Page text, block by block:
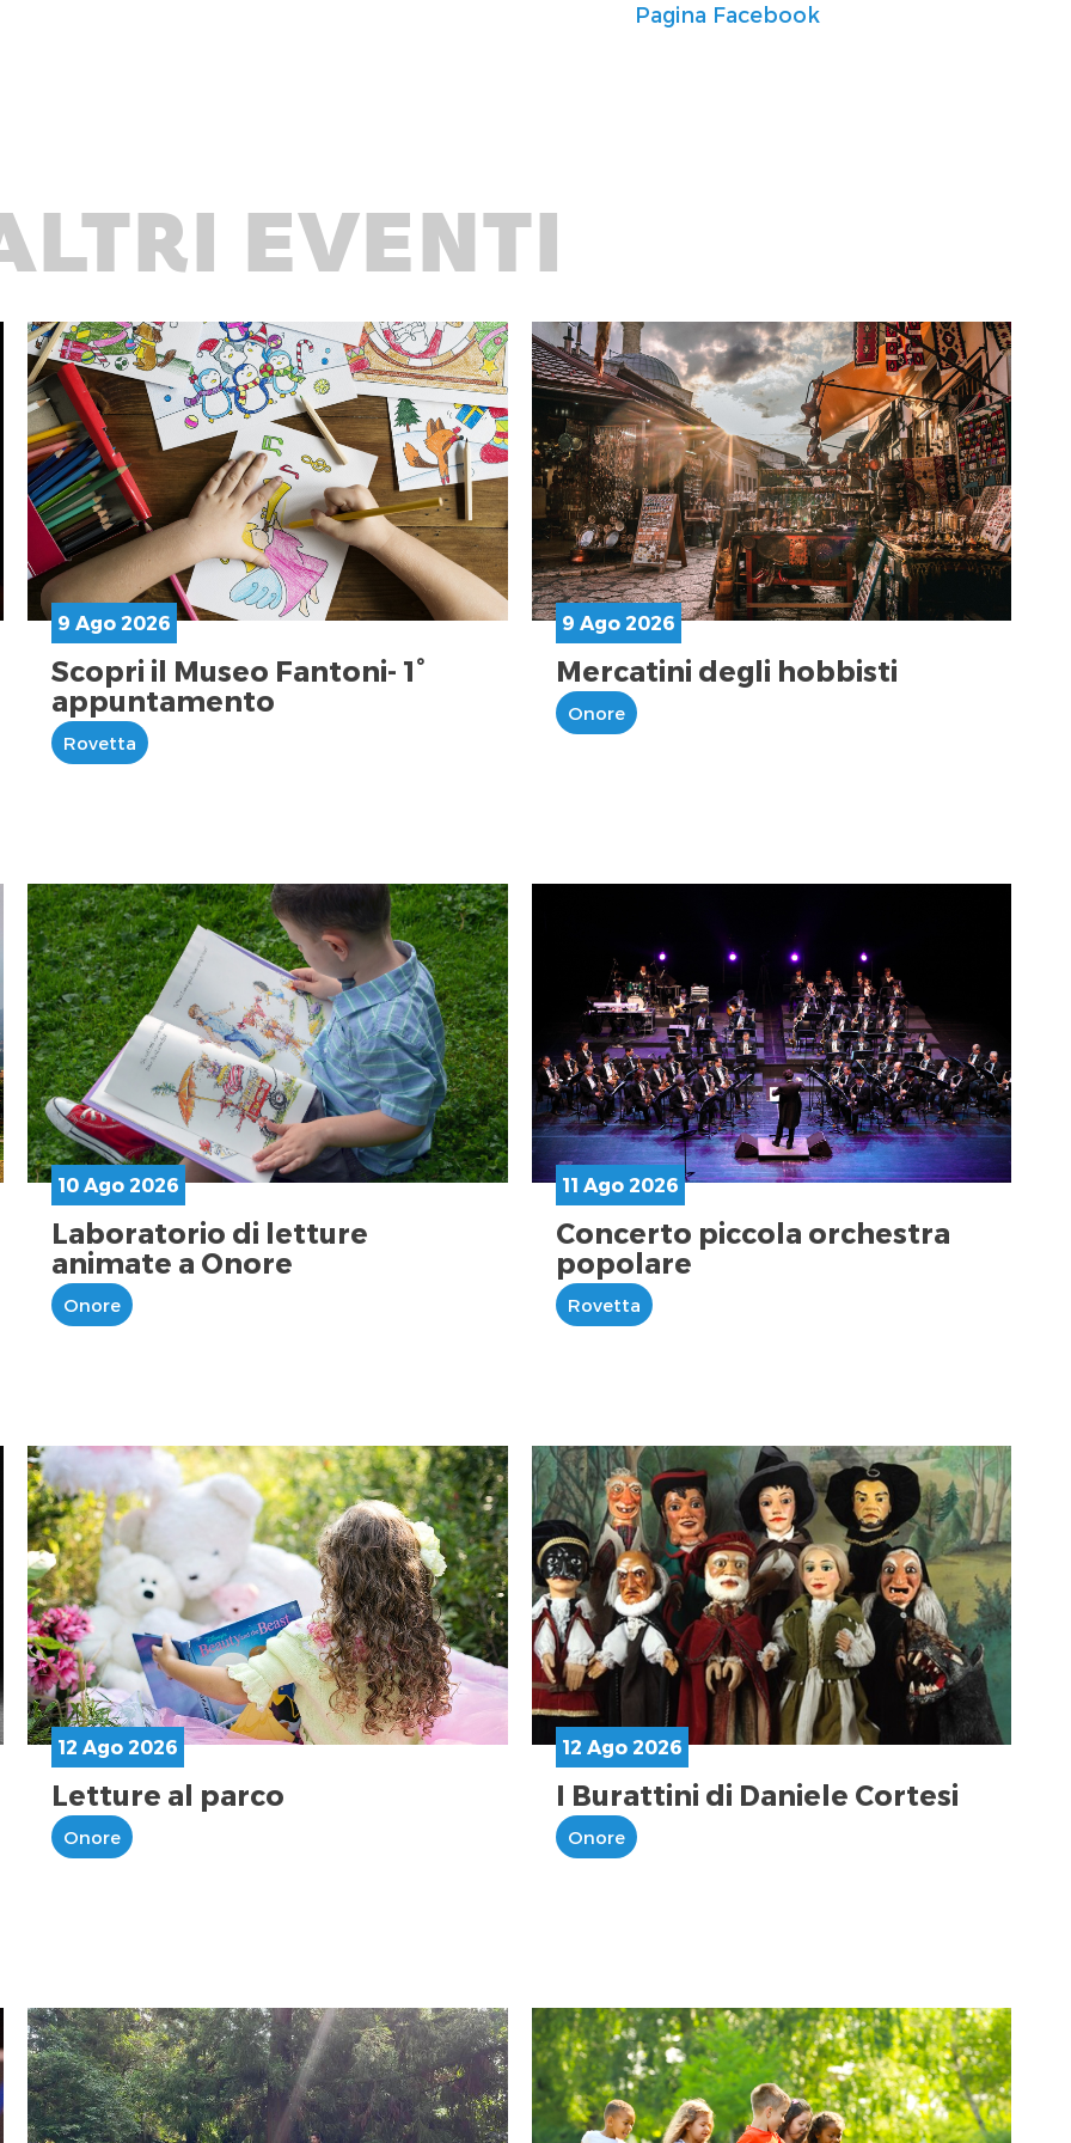
Pagina Facebook
EVENTI
9 Ago 2026
Scopri il Museo Fantoni- 1°
appuntamento
Rovetta
9 Ago 2026
Mercatini degli hobbisti
Onore
10 Ago 2026
Laboratorio di letture
animate a Onore
Onore
11 Ago 2026
Concerto piccola orchestra
popolare
Rovetta
12 Ago 2026
Letture al parco
Onore
12 Ago 2026
I Burattini di Daniele Cortesi
Onore